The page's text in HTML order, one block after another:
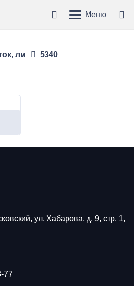
Меню
лм 5340
ул. Хабарова, д. 9, стр. 1,
77